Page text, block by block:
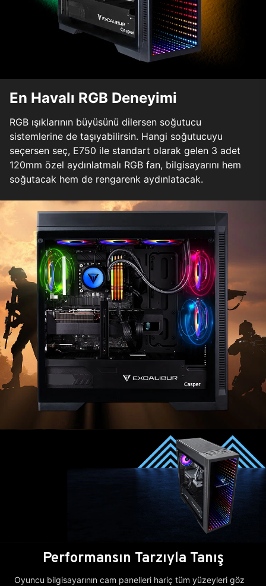
En Havalı RGB Deneyimi
RGB ışıklarının büyüsünü dilersen soğutucu
sistemlerine de taşıyabilirsin. Hangi soğutucuyu
seçersen seç, E750 ile standart olarak gelen 3 adet
120mm özel aydınlatmalı RGB fan, bilgisayarını hem
soğutacak hem de rengarenk aydınlatacak.
Performansın Tarzıyla Tanış
Oyuncu bilgisayarının cam panelleri hariç tüm yüzeyleri göz